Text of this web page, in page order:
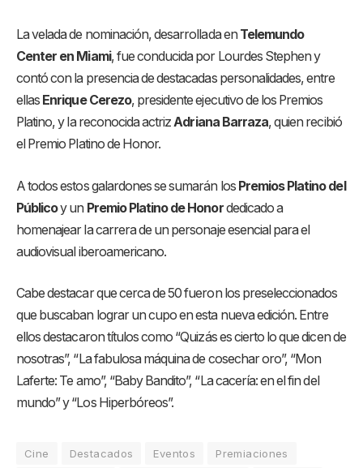
La velada de nominación, desarrollada enTelemundo
Center en Miami, fue conducida por Lourdes Stephen y
contó con la presencia de destacadas personalidades, entre
ellas Enrique Cerezo, presidente ejecutivo de los Premios
Platino, y la reconocida actrizAdriana Barraza, quien recibió
el Premio Platino de Honor.
A todos estos galardones se sumarán los Premios Platino del
Públicoy un Premio Platino de Honordedicado a
homenajear la carrera de un personaje esencial para el
audiovisual iberoamericano.
Cabe destacar que cerca de 50 fueron los preseleccionados
que buscaban lograr un cupo en esta nueva edición. Entre
ellos destacaron títulos como “Quizás es cierto lo que dicen de
nosotras”, “La fabulosa máquina de cosechar oro”, “Mon
Laferte: Te amo”, “Baby Bandito”, “La cacería: en el fin del
mundo” y “Los Hiperbóreos”.
Cine Destacados Eventos
Premiaciones